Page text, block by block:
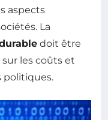
aspects
La
doit être
les coûts et
politiques.